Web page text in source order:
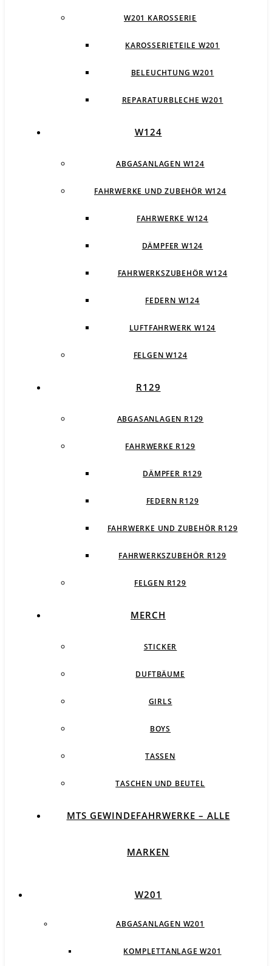
W201 KAROSSERIE
KAROSSERIETEILE W201
BELEUCHTUNG W201
REPARATURBLECHE W201
W124
ABGASANLAGEN W124
FAHRWERKE UND ZUBEHÖR W124
FAHRWERKE W124
DÄMPFER W124
FAHRWERKSZUBEHÖR W124
FEDERN W124
LUFTFAHRWERK W124
FELGEN W124
R129
ABGASANLAGEN R129
FAHRWERKE R129
DÄMPFER R129
FEDERN R129
FAHRWERKE UND ZUBEHÖR R129
FAHRWERKSZUBEHÖR R129
FELGEN R129
MERCH
STICKER
DUFTBÄUME
GIRLS
BOYS
TASSEN
TASCHEN UND BEUTEL
MTS GEWINDEFAHRWERKE – ALLE
MARKEN
W201
ABGASANLAGEN W201
KOMPLETTANLAGE W201